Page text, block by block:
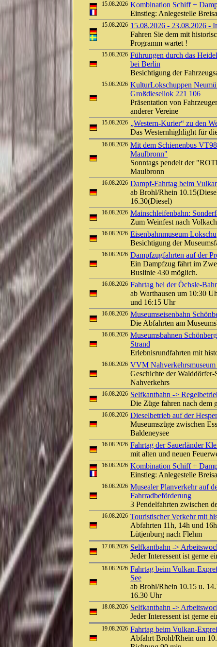
15.08.2026 Kombination Schiff +
Einstieg: Anlegestelle
15.08.2026 15.08.2026 - 23.08.2026 -
Fahren Sie dem mit
Programm wartet !
15.08.2026 Führungen durch das
bei Berlin
Besichtigung der
15.08.2026 KulturLokschuppen
Großdiesellok 221 106
Präsentation von
anderer Vereine
15.08.2026 „Western-Kurier“ zu den
Das Westernhighlight für
16.08.2026 Mit dem Schienenbus
Maulbronn"
Sonntags pendelt der
Maulbronn
16.08.2026 Dampf-Fahrtag beim
ab Brohl/Rhein
16.30(Diesel)
16.08.2026 Mainschleifenbahn:
Zum Weinfest nach
16.08.2026 Eisenbahnmuseum
Besichtigung der
16.08.2026 Dampfzugfahrten auf der
Ein Dampfzug fährt im
Buslinie 430 möglich.
16.08.2026 Fahrtag bei der Öchsle-
ab Warthausen um 10:30
und 16:15 Uhr
16.08.2026 Museumseisenbahn
Die Abfahrten am
16.08.2026 Museumsbahnen
Strand
Erlebnisrundfahrten mit
16.08.2026 VVM
Geschichte der
Nahverkehrs
16.08.2026 Selfkantbahn ->
Die Züge fahren nach dem
16.08.2026 Dieselbetrieb auf der
Museumszüge zwischen
Baldeneysee
16.08.2026 Fahrtag der Sauerländer
mit alten und neuen
16.08.2026 Kombination Schiff +
Einstieg: Anlegestelle
16.08.2026 Musealer Planverkehr auf
Fahrradbeförderung
3 Pendelfahrten zwischen
16.08.2026 Touristischer Verkehr mit
Abfahrten 11h, 14h und
Lütjenburg nach Flehm
17.08.2026 Selfkantbahn ->
Jeder Interessent ist gerne
18.08.2026 Fahrtag beim Vulkan-
See
ab Brohl/Rhein 10.15 u.
16.30 Uhr
18.08.2026 Selfkantbahn ->
Jeder Interessent ist gerne
19.08.2026 Fahrtag beim Vulkan-
Abfahrt Brohl/Rhein um